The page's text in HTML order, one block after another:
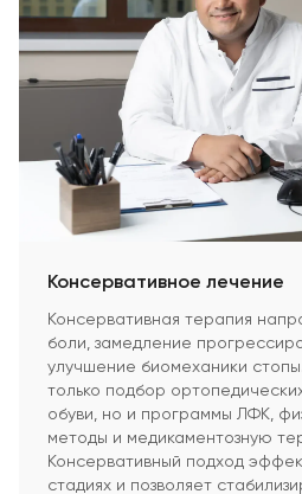
Консервативное лечение
Консервативная терапия
боли, замедление
улучшение биомеханики
только подбор
обуви, но и программы ЛФК,
методы и медикаментозную
Консервативный подход
стадиях и позволяет